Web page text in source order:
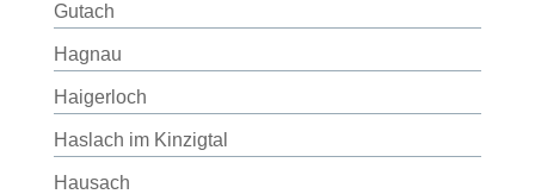
Gutach
Hagnau
Haigerloch
Haslach im Kinzigtal
Hausach